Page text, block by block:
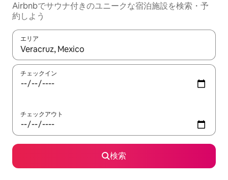
Airbnbでサウナ付きのユニークな宿泊施設を検索・予
約しよう
エリア
検索結果が表示されたら、上下の矢印キーを使って移動するか
チェックイン
チェックアウト
検索